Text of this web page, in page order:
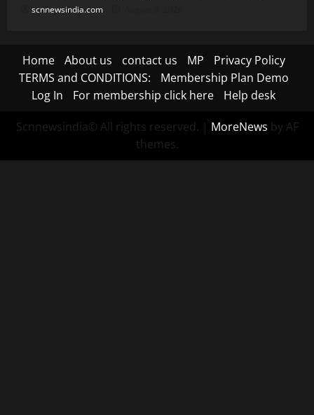
scnnewsindia.com
Home About us contact us MP
Privacy Policy
TERMS and CONDITIONS:
Membership Plan Demo
Log In
For membership click here Help desk
Scnnewsindia© All rights reserved. | MoreNews by AF
themes.